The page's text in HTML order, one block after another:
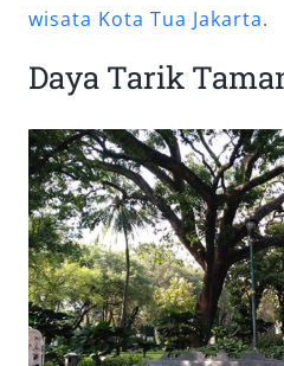
wisata Kota Tua Jakarta.
Daya Tarik